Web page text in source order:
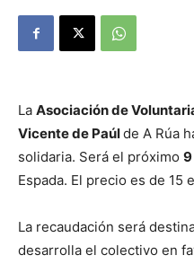
La Asociación de
Vicente de Paúlde A Rúa
solidaria. Será el próximo
Espada. El precio es de 15
La recaudación será
desarrolla el colectivo en